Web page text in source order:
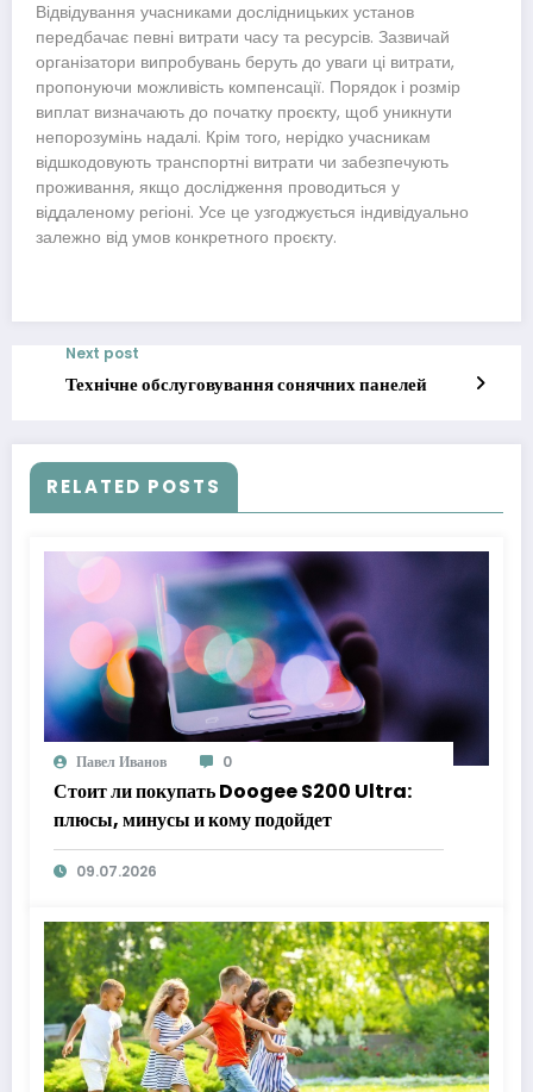
Відвідування учасниками дослідницьких установ
передбачає певні витрати часу та ресурсів. Зазвичай
організатори випробувань беруть до уваги ці витрати,
пропонуючи можливість компенсації. Порядок і розмір
виплат визначають до початку проєкту, щоб уникнути
непорозумінь надалі. Крім того, нерідко учасникам
відшкодовують транспортні витрати чи забезпечують
проживання, якщо дослідження проводиться у
віддаленому регіоні. Усе це узгоджується індивідуально
залежно від умов конкретного проєкту.
Next post
Технічне обслуговування сонячних панелей
RELATED POSTS
Павел Иванов 0
Стоит ли покупать Doogee S200 Ultra:
плюсы, минусы и кому подойдет
09.07.2026